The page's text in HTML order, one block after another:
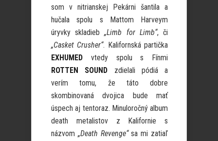
som v nitrianskej Pekárni šantila a
hučala spolu s Mattom Harveym
úryvky skladieb„Limb for Limb“, či
„Casket Crusher“. Kalifornská partička
EXHUMED vtedy spolu s Fínmi
ROTTEN SOUND zdielali pódiá a
verím tomu, že táto dobre
skombinovaná dvojica bude mať
úspech aj tentoraz. Minuloročný album
death metalistov z Kalifornie s
názvom „Death Revenge“sa mi zatiaľ